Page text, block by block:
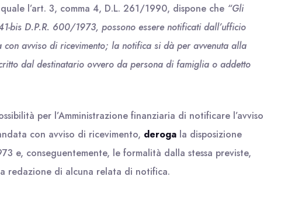
l’art. 3, comma 4, D.L. 261/1990, dispone che “Gli
bis D.P.R. 600/1973, possono essere notificati dall’ufficio
avviso di ricevimento; la notifica si dà per avvenuta alla
dal destinatario ovvero da persona di famiglia o addetto
per l’Amministrazione finanziaria di notificare l’avviso
con avviso di ricevimento, deroga la disposizione
e, conseguentemente, le formalità dalla stessa previste,
redazione di alcuna relata di notifica.